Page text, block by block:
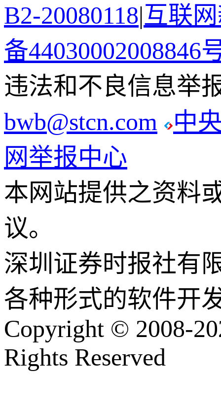
B2-20080118|互联
备44030002008846
违法和不良信息举
bwb@stcn.com
中
网举报中心
本网站提供之资料
议。
深圳证券时报社有
各种形式的软件开
Copyright © 2008-
Rights Reserved